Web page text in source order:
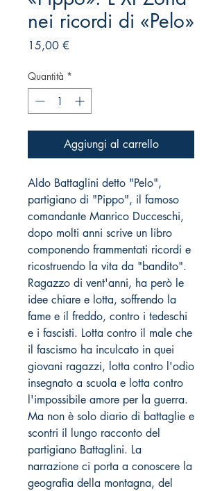
nei ricordi di «Pelo»
15,00 €
Quantità *
Aggiungi al carrello
Aldo Battaglini detto "Pelo",
partigiano di "Pippo", il famoso
comandante Manrico Ducceschi,
dopo molti anni scrive un libro
componendo frammentati ricordi e
ricostruendo la vita da "bandito".
Ragazzo di vent'anni, ha però le
idee chiare e lotta, soffrendo la
fame e il freddo, contro i tedeschi
e i fascisti. Lotta contro il male che
il fascismo ha inculcato in quei
giovani ragazzi, lotta contro l'odio
insegnato a scuola e lotta contro
l'impossibile amore per la guerra.
Ma non è solo diario di battaglie e
scontri il lungo racconto del
partigiano Battaglini. La
narrazione ci porta a conoscere la
geografia della montagna, del